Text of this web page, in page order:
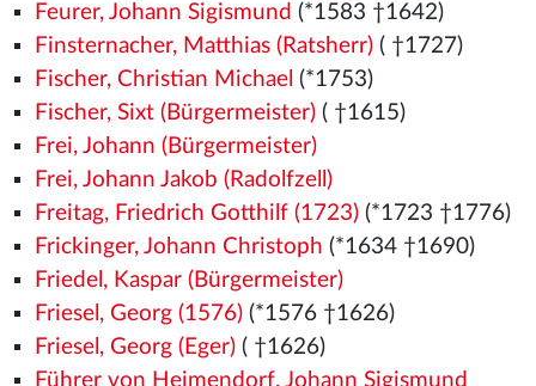
Feurer, Johann Sigismund (*1583 †1642)
Finsternacher, Matthias (Ratsherr)( †1727)
Fischer, Christian Michael (*1753)
Fischer, Sixt (Bürgermeister)( †1615)
Frei, Johann (Bürgermeister)
Frei, Johann Jakob (Radolfzell)
Freitag, Friedrich Gotthilf (1723)(*1723 †1776)
Frickinger, Johann Christoph (*1634 †1690)
Friedel, Kaspar (Bürgermeister)
Friesel, Georg (1576)(*1576 †1626)
Friesel, Georg (Eger)( †1626)
Führer von Heimendorf, Johann Sigismund